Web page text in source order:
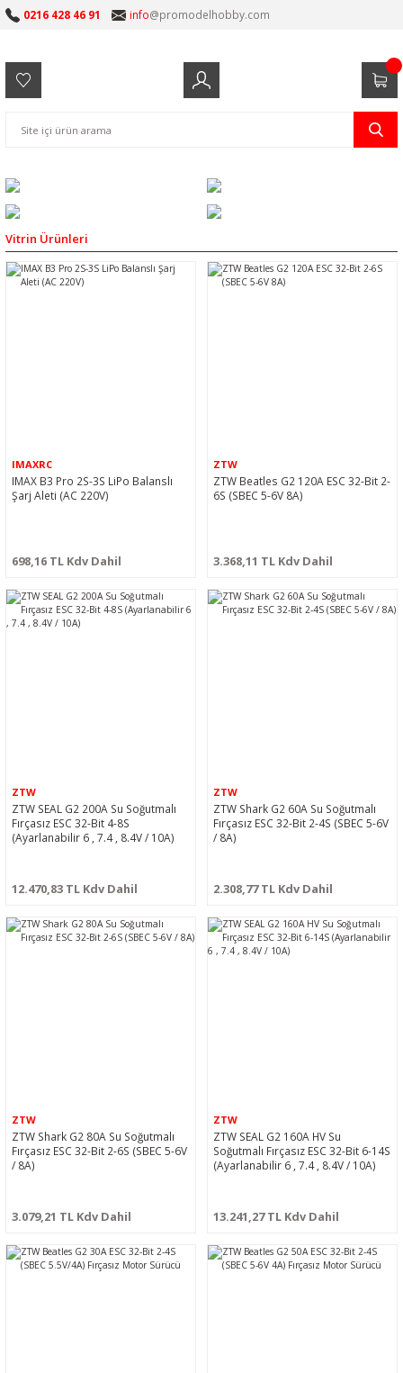
0216 428 46 91 info@promodelhobby.com
Vitrin Ürünleri
IMAXRC
IMAX B3 Pro 2S-3S LiPo Balanslı
Şarj Aleti (AC 220V)
698,16 TL Kdv Dahil
ZTW
ZTW Beatles G2 120A ESC 32-Bit 2-
6S (SBEC 5-6V 8A)
3.368,11 TL Kdv Dahil
ZTW
ZTW SEAL G2 200A Su Soğutmalı
Fırçasız ESC 32-Bit 4-8S
(Ayarlanabilir 6 , 7.4 , 8.4V / 10A)
12.470,83 TL Kdv Dahil
ZTW
ZTW Shark G2 60A Su Soğutmalı
Fırçasız ESC 32-Bit 2-4S (SBEC 5-6V
/ 8A)
2.308,77 TL Kdv Dahil
ZTW
ZTW Shark G2 80A Su Soğutmalı
Fırçasız ESC 32-Bit 2-6S (SBEC 5-6V
/ 8A)
3.079,21 TL Kdv Dahil
ZTW
ZTW SEAL G2 160A HV Su
Soğutmalı Fırçasız ESC 32-Bit 6-14S
(Ayarlanabilir 6 , 7.4 , 8.4V / 10A)
13.241,27 TL Kdv Dahil